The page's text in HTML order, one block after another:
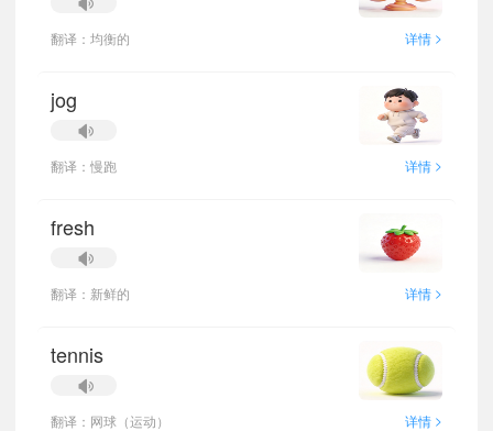
翻译：均衡的 详情 >
jog
翻译：慢跑 详情 >
fresh
翻译：新鲜的 详情 >
tennis
翻译：网球（运动） 详情 >